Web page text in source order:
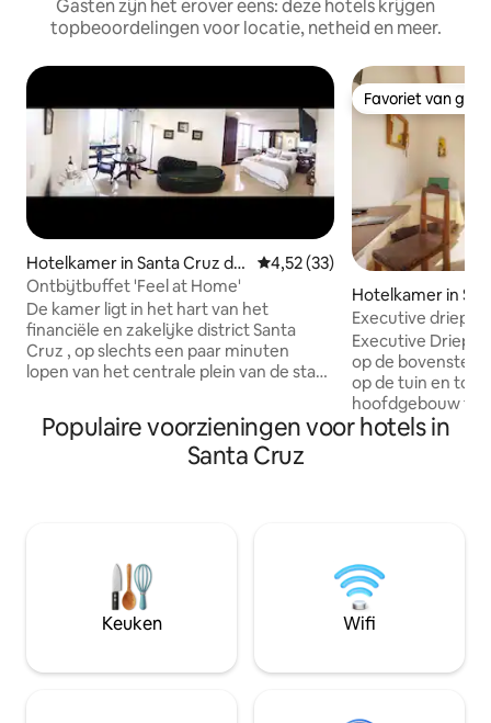
Gasten zijn het erover eens: deze hotels krijgen
topbeoordelingen voor locatie, netheid en meer.
Hotelkamer in Santa Cruz de
la Sierra
Gemiddelde beoordeling van
4,52 (33)
Ontbijtbuffet 'Feel at Home'
De kamer ligt in het hart van het
financiële en zakelijke district Santa
Cruz , op slechts een paar minuten
lopen van het centrale plein van de stad.
en restaurants in de buurt en plekken
om 's nachts uit te gaan, op slechts vijf
ontspannen bij het zwembad , de
jacuzzi of gebruik maken van de sauna
.Fitness faciliteiten zijn ook beschikbaar!
Favoriet van
Favoriet van
Hotelkamer in
tos
Executive
Chiquitana
Executive
op de bovenste
op de tuin en
hoofdgebouw tot
kamer met een 2
inbegrepen De
brede omgeving
comfort om de
te beleven.
Populaire voorzieningen voor hotels in
Santa Cruz
Keuken Wifi